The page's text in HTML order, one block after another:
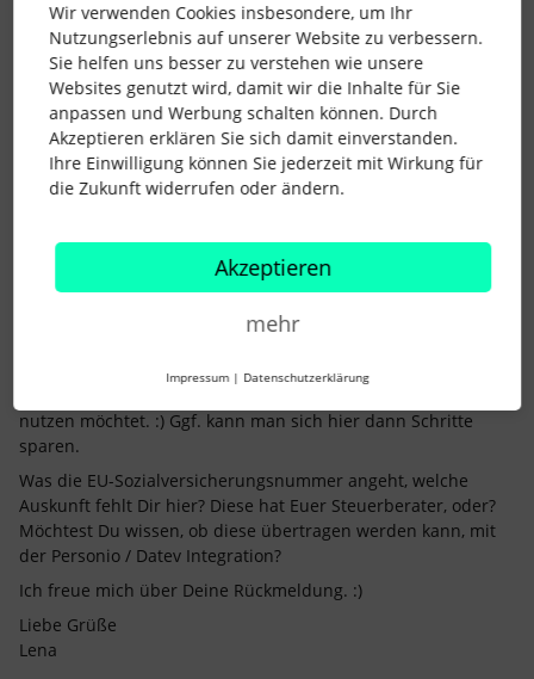
LG MobiLab
Lena Forum|Forum|3 years ago
ok, wenn Euer Steuerberater kein DATEV comfort hat, dann
könnt ihr leider denDatev Daly Importnicht nutzen, sondern
bringt am besten die Daten in das korrekte Format für einen
Eurer Implementierung auch an, damit die Kollegen Bescheid
nutzen möchtet. :) Ggf. kann man sich hier dann Schritte
sparen.
Was die EU-Sozialversicherungsnummer angeht, welche
Auskunft fehlt Dir hier? Diese hat Euer Steuerberater, oder?
Möchtest Du wissen, ob diese übertragen werden kann, mit
der Personio / Datev Integration?
Ich freue mich über Deine Rückmeldung. :)
Liebe Grüße
Lena
Wir verwenden Cookies insbesondere, um Ihr
Nutzungserlebnis auf unserer Website zu verbessern.
Sie helfen uns besser zu verstehen wie unsere
Websites genutzt wird, damit wir die Inhalte für Sie
anpassen und Werbung schalten können. Durch
Akzeptieren erklären Sie sich damit einverstanden.
Ihre Einwilligung können Sie jederzeit mit Wirkung für
die Zukunft widerrufen oder ändern.
Akzeptieren
mehr
Impressum | Datenschutzerklärung